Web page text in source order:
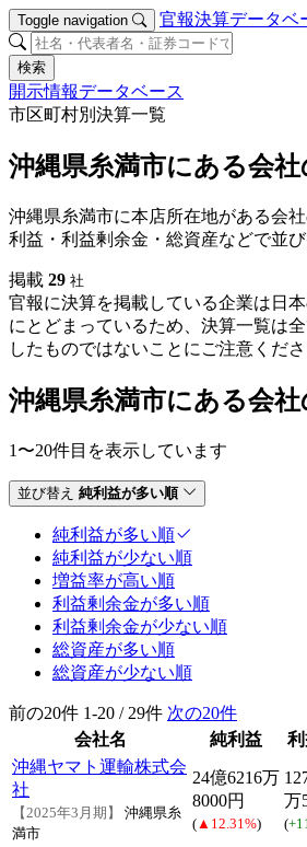
Toggle navigation 官報決算データベ
検索
開示情報データベース
市区町村別決算一覧
沖縄県糸満市にある会
沖縄県糸満市に本店所在地がある会
利益・利益剰余金・総資産などで並び
掲載 29 社
官報に決算を掲載している企業は日
にとどまっているため、決算一覧は
したものではないことにご注意くだ
沖縄県糸満市にある会
1〜20件目を表示しています
並び替え 純利益が多い順
純利益が多い順
純利益が少ない順
増益率が高い順
利益剰余金が多い順
利益剰余金が少ない順
総資産が多い順
総資産が少ない順
前の20件 1-20 / 29件 次の20件
会社名
純利益
沖縄ヤマト運輸株式会
社
【2025年3月期】
沖縄県糸
満市
24億6216万
8000円
( ▲12.31%)
万
(